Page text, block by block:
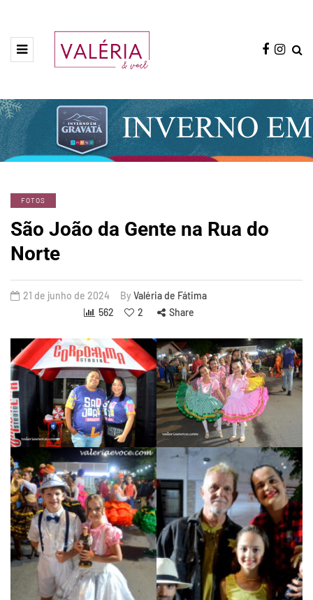
FOTOS
São João da Gente na Rua do
Norte
21 de junho de 2024 By Valéria de Fátima
562
2 Share